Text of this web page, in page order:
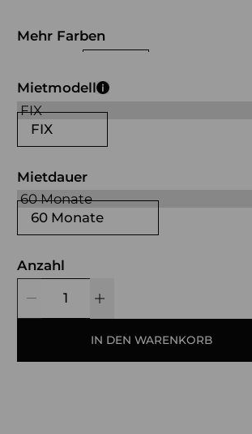
Mehr Farben
FIX
Mietmodell
60 Monate
Mietdauer
Anzahl
IN DEN WARENKORB